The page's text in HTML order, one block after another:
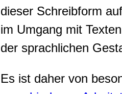
dieser Schreibform
im Umgang mit
der sprachlichen
Es ist daher von